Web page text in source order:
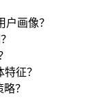
画像？
征？
？